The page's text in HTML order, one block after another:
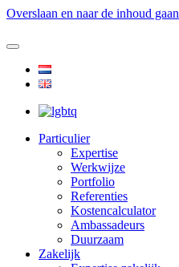
Overslaan en naar de inhoud gaan
Particulier
Expertise
Werkwijze
Portfolio
Referenties
Kostencalculator
Ambassadeurs
Duurzaam
Zakelijk